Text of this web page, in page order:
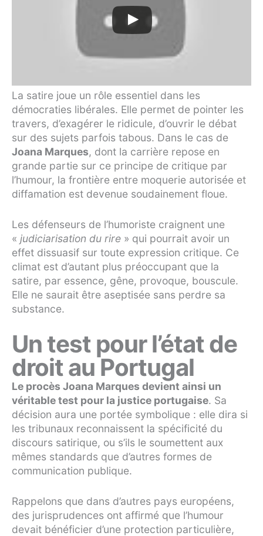
La satire joue un rôle essentiel dans les
démocraties libérales. Elle permet de pointer les
travers, d’exagérer le ridicule, d’ouvrir le débat
sur des sujets parfois tabous. Dans le cas de
Joana Marques, dont la carrière repose en
grande partie sur ce principe de critique par
l’humour, la frontière entre moquerie autorisée et
diffamation est devenue soudainement floue.
Les défenseurs de l’humoriste craignent une
« judiciarisation du rire » qui pourrait avoir un
effet dissuasif sur toute expression critique. Ce
climat est d’autant plus préoccupant que la
satire, par essence, gêne, provoque, bouscule.
Elle ne saurait être aseptisée sans perdre sa
substance.
Un test pour l’état de
droit au Portugal
Le procès Joana Marques devient ainsi un
véritable test pour la justice portugaise. Sa
décision aura une portée symbolique : elle dira si
les tribunaux reconnaissent la spécificité du
discours satirique, ou s’ils le soumettent aux
mêmes standards que d’autres formes de
communication publique.
Rappelons que dans d’autres pays européens,
des jurisprudences ont affirmé que l’humour
devait bénéficier d’une protection particulière,